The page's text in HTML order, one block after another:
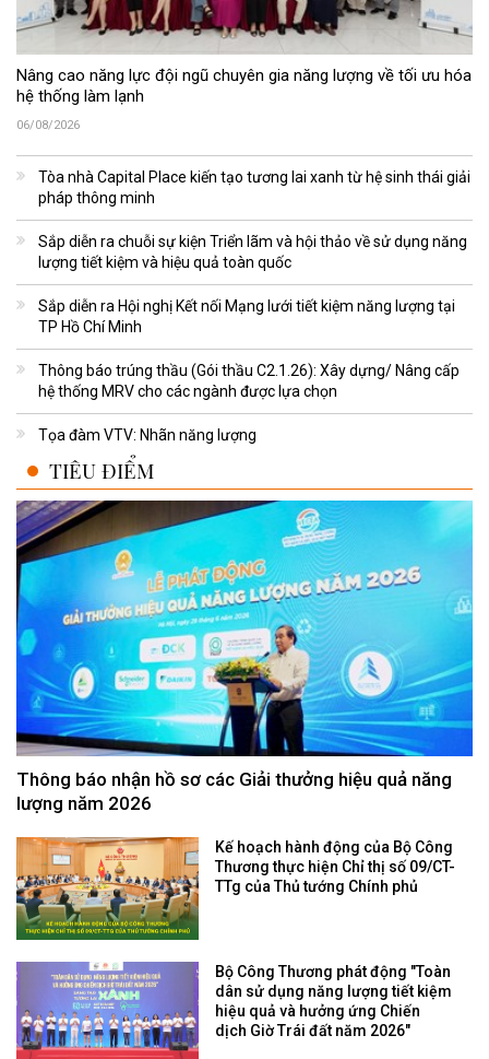
Nâng cao năng lực đội ngũ chuyên gia năng lượng về tối ưu hóa
hệ thống làm lạnh
06/08/2026
Tòa nhà Capital Place kiến tạo tương lai xanh từ hệ sinh thái giải
pháp thông minh
Sắp diễn ra chuỗi sự kiện Triển lãm và hội thảo về sử dụng năng
lượng tiết kiệm và hiệu quả toàn quốc
Sắp diễn ra Hội nghị Kết nối Mạng lưới tiết kiệm năng lượng tại
TP Hồ Chí Minh
Thông báo trúng thầu (Gói thầu C2.1.26): Xây dựng/ Nâng cấp
hệ thống MRV cho các ngành được lựa chọn
Tọa đàm VTV: Nhãn năng lượng
TIÊU ĐIỂM
Thông báo nhận hồ sơ các Giải thưởng hiệu quả năng
lượng năm 2026
Kế hoạch hành động của Bộ Công
Thương thực hiện Chỉ thị số 09/CT-
TTg của Thủ tướng Chính phủ
Bộ Công Thương phát động "Toàn
dân sử dụng năng lượng tiết kiệm
hiệu quả và hưởng ứng Chiến
dịch Giờ Trái đất năm 2026"